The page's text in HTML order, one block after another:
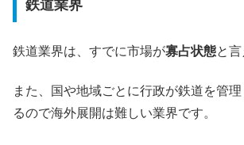
鉄道業界
鉄道業界は、すでに市場が寡占状態と言
また、国や地域ごとに行政が鉄道を管
るので海外展開は難しい業界です。